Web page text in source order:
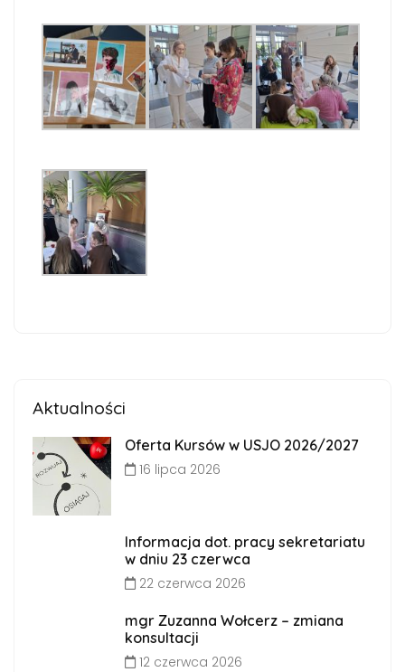
Aktualności
Oferta Kursów w USJO 2026/2027
16 lipca 2026
Informacja dot. pracy sekretariatu
w dniu 23 czerwca
22 czerwca 2026
mgr Zuzanna Wołcerz – zmiana
konsultacji
12 czerwca 2026